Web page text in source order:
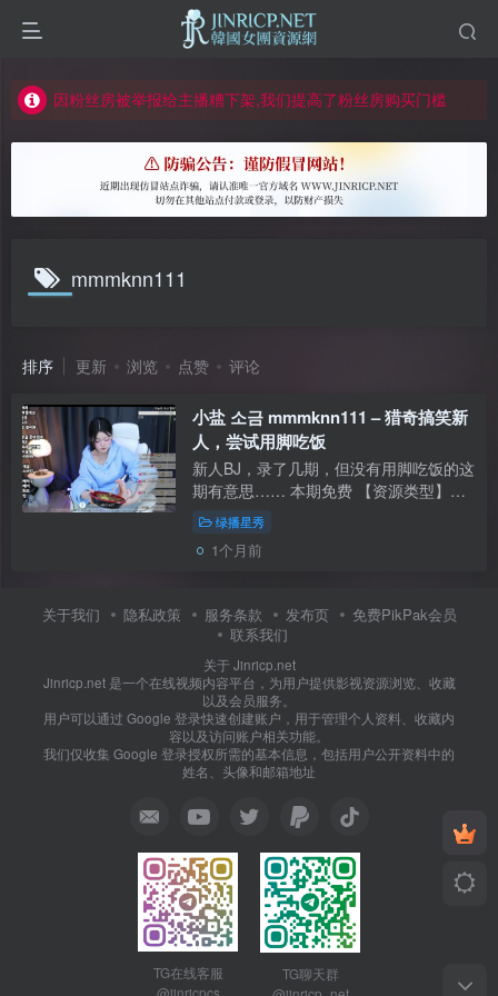
如何获得 Jinricp.net 网站邀请码
因粉丝房被举报给主播糟下架,我们提高了粉丝房购买门槛
所有ED2K链接仅支持115网盘/PikPak网盘，其它网盘均不支持
关于 PikPak 下播放视频呈现 “一条线” 的问题报告
如何获得 Jinricp.net 网站邀请码
mmmknn111
排序 更新 浏览 点赞 评论
小盐 소금 mmmknn111 – 猎奇搞笑新
人，尝试用脚吃饭
新人BJ，录了几期，但没有用脚吃饭的这
期有意思…… 本期免费 【资源类型】：
自录视频【是否有码】：无码 无水印 无
广告【资源大小】：1V/2.3G/1配额【磁
力下载】：PikPak / ED2K【视频分辨
绿播星秀
1个月前
关于我们 隐私政策 服务条款 发布页
免费PikPak会员
联系我们
关于 Jinricp.net
Jinricp.net 是一个在线视频内容平台，为用户提供影视资源浏览、收藏
以及会员服务。
用户可以通过 Google 登录快速创建账户，用于管理个人资料、收藏内
容以及访问账户相关功能。
我们仅收集 Google 登录授权所需的基本信息，包括用户公开资料中的
姓名、头像和邮箱地址
TG在线客服
TG聊天群